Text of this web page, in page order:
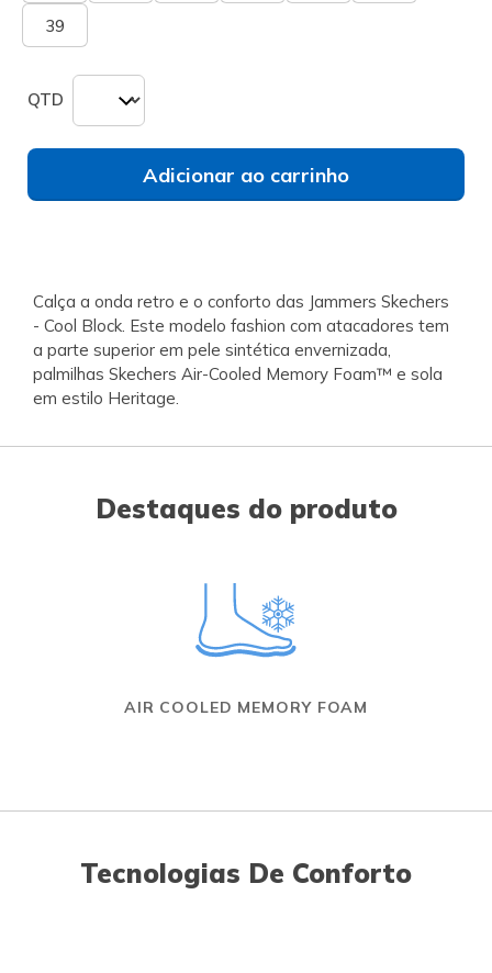
39
QTD
Adicionar ao carrinho
Calça a onda retro e o conforto das Jammers Skechers
- Cool Block. Este modelo fashion com atacadores tem
a parte superior em pele sintética envernizada,
palmilhas Skechers Air-Cooled Memory Foam™ e sola
em estilo Heritage.
Destaques do produto
AIR COOLED MEMORY FOAM
Tecnologias De Conforto